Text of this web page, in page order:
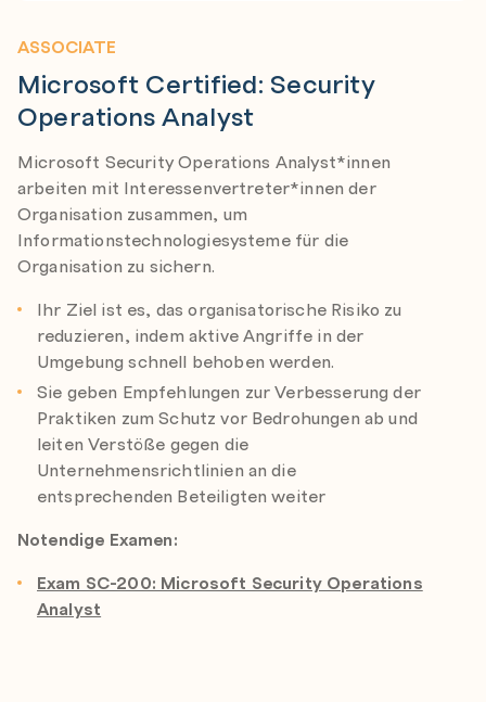
ASSOCIATE
Microsoft Certified: Security
Operations Analyst
Microsoft Security Operations Analyst*innen
arbeiten mit Interessenvertreter*innen der
Organisation zusammen, um
Informationstechnologiesysteme für die
Organisation zu sichern.
Ihr Ziel ist es, das organisatorische Risiko zu
reduzieren, indem aktive Angriffe in der
Umgebung schnell behoben werden.
Sie geben Empfehlungen zur Verbesserung der
Praktiken zum Schutz vor Bedrohungen ab und
leiten Verstöße gegen die
Unternehmensrichtlinien an die
entsprechenden Beteiligten weiter
Notendige Examen:
Exam SC-200: Microsoft Security Operations
Analyst